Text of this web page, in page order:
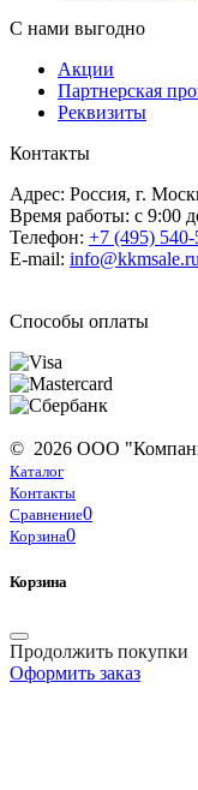
С нами выгодно
Акции
Партнерская
Реквизиты
Контакты
Адрес: Россия, г.
Время работы: с 9:00
Телефон: +7 (495)
E-mail: info@kkmsale.ru
Способы оплаты
© 2026 ООО
Каталог
Контакты
Сравнение0
Корзина0
Корзина
Продолжить покупки
Оформить заказ